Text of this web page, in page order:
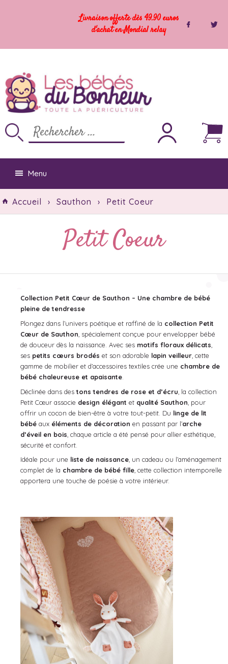
Livraison offerte dès 49.90 euros
d'achat en Mondial relay
Menu
Accueil › Sauthon › Petit Coeur
Petit Coeur
Collection Petit Cœur de Sauthon – Une chambre de bébé
pleine de tendresse
Plongez dans l’univers poétique et raffiné de la collection Petit
Cœur de Sauthon , spécialement conçue pour envelopper bébé
de douceur dès la naissance. Avec ses motifs floraux délicats
ses petits cœurs brodés et son adorable lapin veilleur , cette
gamme de mobilier et d’accessoires textiles crée une chambre de
bébé chaleureuse et apaisante
Déclinée dans destons tendres de rose et d’écru , la collection
Petit Cœur associe design élégant et qualité Sauthon , pour
offrir un cocon de bien-être à votre tout-petit. Du linge de lit
bébé aux éléments de décoration en passant par l’arche
d’éveil en bois , chaque article a été pensé pour allier esthétique,
sécurité et confort.
Idéale pour une liste de naissance, un cadeau ou l’aménagement
complet de la chambre de bébé fille, cette collection intemporelle
apportera une touche de poésie à votre intérieur.